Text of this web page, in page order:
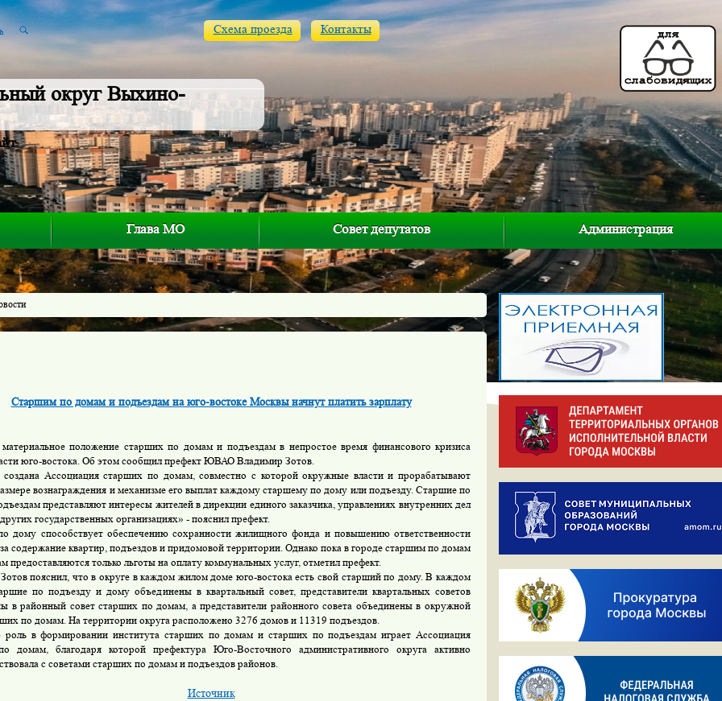
округ Выхино-
Схема проезда Контакты
Глава МО Совет депутатов Администрация
Старшим по домам и подъездам на юго-востоке Москвы начнут платить зарплату
положение старших по домам и подъездам в непростое время финансового кризиса
юго-востока. Об этом сообщил префект ЮВАО Владимир Зотов.
создана Ассоциация старших по домам, совместно с которой окружные власти и прорабатывают
вознаграждения и механизме его выплат каждому старшему по дому или подъезду. Старшие по
представляют интересы жителей в дирекции единого заказчика, управлениях внутренних дел
государственных организациях» - пояснил префект.
дому способствует обеспечению сохранности жилищного фонда и повышению ответственности
содержание квартир, подъездов и придомовой территории. Однако пока в городе старшим по домам
предоставляются только льготы на оплату коммунальных услуг, отметил префект.
пояснил, что в округе в каждом жилом доме юго-востока есть свой старший по дому. В каждом
по подъезду и дому объединены в квартальный совет, представители квартальных советов
в районный совет старших по домам, а представители районного совета объединены в окружной
по домам. На территории округа расположено 3276 домов и 11319 подъездов.
в формировании института старших по домам и старших по подъездам играет Ассоциация
домам, благодаря которой префектура Юго-Восточного административного округа активно
с советами старших по домам и подъездов районов.
Источник